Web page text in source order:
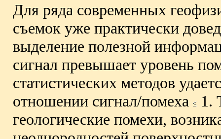
Для ряда современных
съемок уже практически
выделение полезной
сигнал превышает уровень
статистических методов
отношении сигнал/помеха
1.
геологические помехи,